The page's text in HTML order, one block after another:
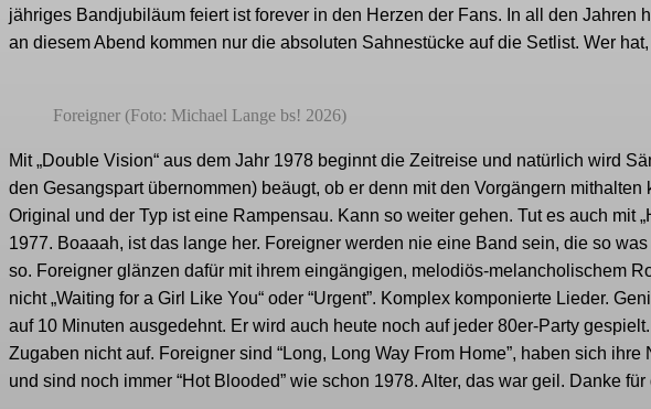
jähriges Bandjubiläum feiert ist forever in den Herzen der Fans. In all den Jahren
an diesem Abend kommen nur die absoluten Sahnestücke auf die Setlist. Wer
Foreigner (Foto: Michael Lange bs! 2026)
Mit „Double Vision“ aus dem Jahr 1978 beginnt die Zeitreise und natürlich wird
den Gesangspart übernommen) beäugt, ob er denn mit den Vorgängern
Original und der Typ ist eine Rampensau. Kann so weiter gehen. Tut es auch mit
1977. Boaaah, ist das lange her. Foreigner werden nie eine Band sein, die so
so. Foreigner glänzen dafür mit ihrem eingängigen, melodiös-melancholischem
nicht „Waiting for a Girl Like You“ oder “Urgent”. Komplex komponierte Lieder.
auf 10 Minuten ausgedehnt. Er wird auch heute noch auf jeder 80er-Party
Zugaben nicht auf. Foreigner sind “Long, Long Way From Home”, haben sich ihre
und sind noch immer “Hot Blooded” wie schon 1978. Alter, das war geil. Danke